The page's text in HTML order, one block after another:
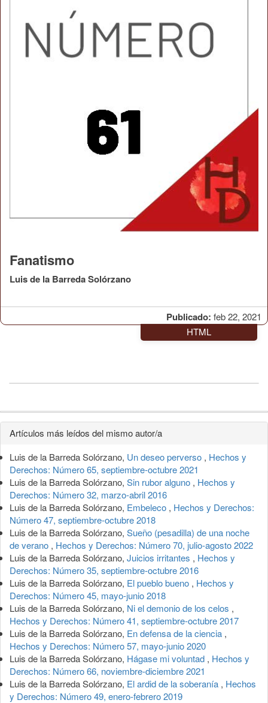
Publicado: feb 22, 2021
Fanatismo
Luis de la Barreda Solórzano
HTML
Detalles
del
artículo
Artículos más leídos del mismo autor/a
Luis de la Barreda Solórzano, Un deseo perverso , Hechos y
Derechos: Número 65, septiembre-octubre 2021
Luis de la Barreda Solórzano, Sin rubor alguno , Hechos y
Derechos: Número 32, marzo-abril 2016
Luis de la Barreda Solórzano, Embeleco , Hechos y Derechos:
Número 47, septiembre-octubre 2018
Luis de la Barreda Solórzano, Sueño (pesadilla) de una noche
de verano , Hechos y Derechos: Número 70, julio-agosto 2022
Luis de la Barreda Solórzano, Juicios irritantes , Hechos y
Derechos: Número 35, septiembre-octubre 2016
Luis de la Barreda Solórzano, El pueblo bueno , Hechos y
Derechos: Número 45, mayo-junio 2018
Luis de la Barreda Solórzano, Ni el demonio de los celos ,
Hechos y Derechos: Número 41, septiembre-octubre 2017
Luis de la Barreda Solórzano, En defensa de la ciencia ,
Hechos y Derechos: Número 57, mayo-junio 2020
Luis de la Barreda Solórzano, Hágase mi voluntad , Hechos y
Derechos: Número 66, noviembre-diciembre 2021
Luis de la Barreda Solórzano, El ardid de la soberanía , Hechos
y Derechos: Número 49, enero-febrero 2019